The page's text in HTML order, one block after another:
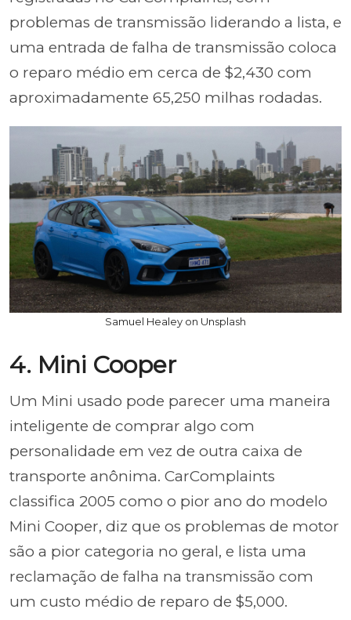
problemas de transmissão liderando a lista, e
uma entrada de falha de transmissão coloca
o reparo médio em cerca de $2,430 com
aproximadamente 65,250 milhas rodadas.
Samuel Healey on Unsplash
4. Mini Cooper
Um Mini usado pode parecer uma maneira
inteligente de comprar algo com
personalidade em vez de outra caixa de
transporte anônima. CarComplaints
classifica 2005 como o pior ano do modelo
Mini Cooper, diz que os problemas de motor
são a pior categoria no geral, e lista uma
reclamação de falha na transmissão com
um custo médio de reparo de $5,000.